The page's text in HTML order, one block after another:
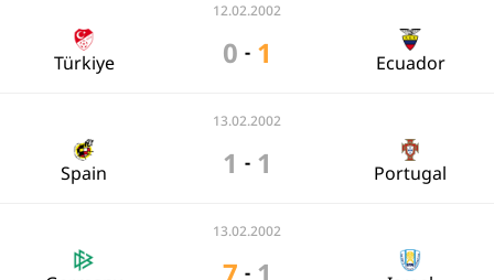
12.02.2002
Türkiye 0 - 1 Ecuador
13.02.2002
Spain 1 - 1 Portugal
13.02.2002
7 - 1